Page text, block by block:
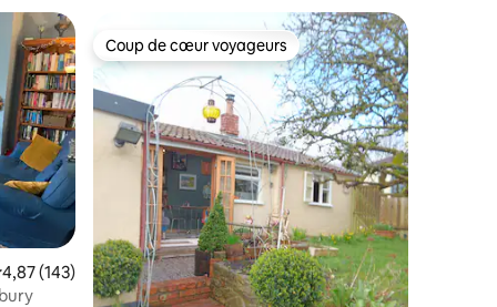
: 5 sur 5
moyenne sur la base de 143 commentaires : 4,87 sur 5
4,87 (143)
Coup de cœur voyageurs
Coup de cœur voyageurs